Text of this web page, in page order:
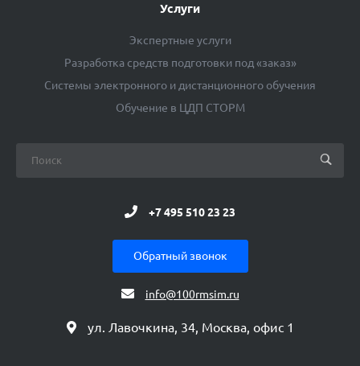
Услуги
Экспертные услуги
Разработка средств подготовки под «заказ»
Системы электронного и дистанционного обучения
Обучение в ЦДП СТОРМ
+7 495 510 23 23
Обратный звонок
info@100rmsim.ru
ул. Лавочкина, 34, Москва, офис 1